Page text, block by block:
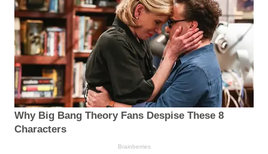
Why Big Bang Theory Fans Despise These 8
Characters
Brainberries